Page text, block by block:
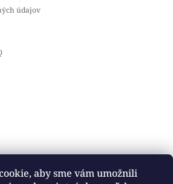
aby sme vám umožnili
údajov